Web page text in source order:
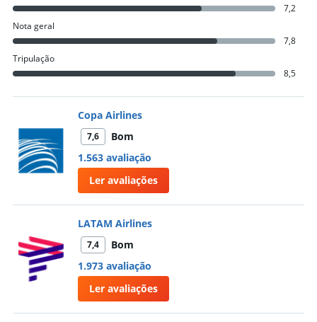
7,2
Nota geral
7,8
Tripulação
8,5
Copa Airlines
7,6
Bom
1.563 avaliação
Ler avaliações
LATAM Airlines
7,4
Bom
1.973 avaliação
Ler avaliações